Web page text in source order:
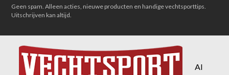
Geen spam. Alleen acties, nieuwe producten en handige vechtsporttips.
Uitschrijven kan altijd.
Al